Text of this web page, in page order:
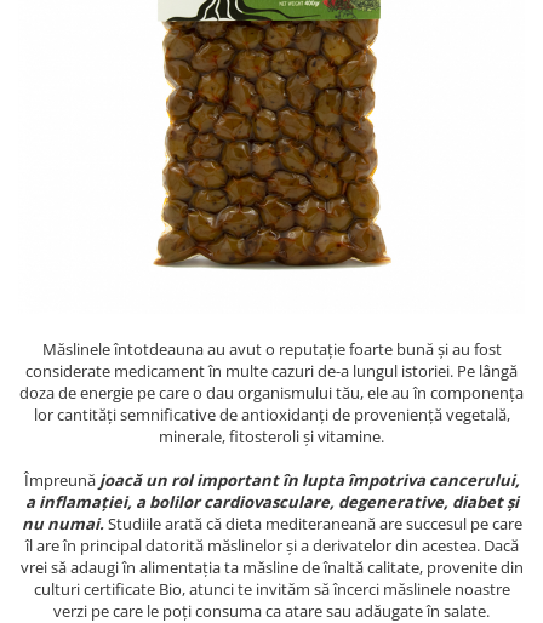
CREME ȘI PASTE TARTINABILE
CEAIURI GRECEȘTI
CIOCOLATĂ ȘI CACAO
PRODUSE ECO / ORGANICE
COSMETICE
REMEDII NATURISTE
TOATE PRODUSELE
Măslinele întotdeauna au avut o reputație foarte bună și au fost
considerate medicament în multe cazuri de-a lungul istoriei. Pe lângă
doza de energie pe care o dau organismului tău, ele au în componența
lor cantități semnificative de antioxidanți de proveniență vegetală,
minerale, fitosteroli și vitamine.
Împreună joacă un rol important în lupta împotriva cancerului,
a inflamației, a bolilor cardiovasculare, degenerative, diabet și
nu numai.Studiile arată că dieta mediteraneană are succesul pe care
îl are în principal datorită măslinelor și a derivatelor din acestea. Dacă
vrei să adaugi în alimentația ta măsline de înaltă calitate, provenite din
culturi certificate Bio, atunci te invităm să încerci măslinele noastre
verzi pe care le poți consuma ca atare sau adăugate în salate.